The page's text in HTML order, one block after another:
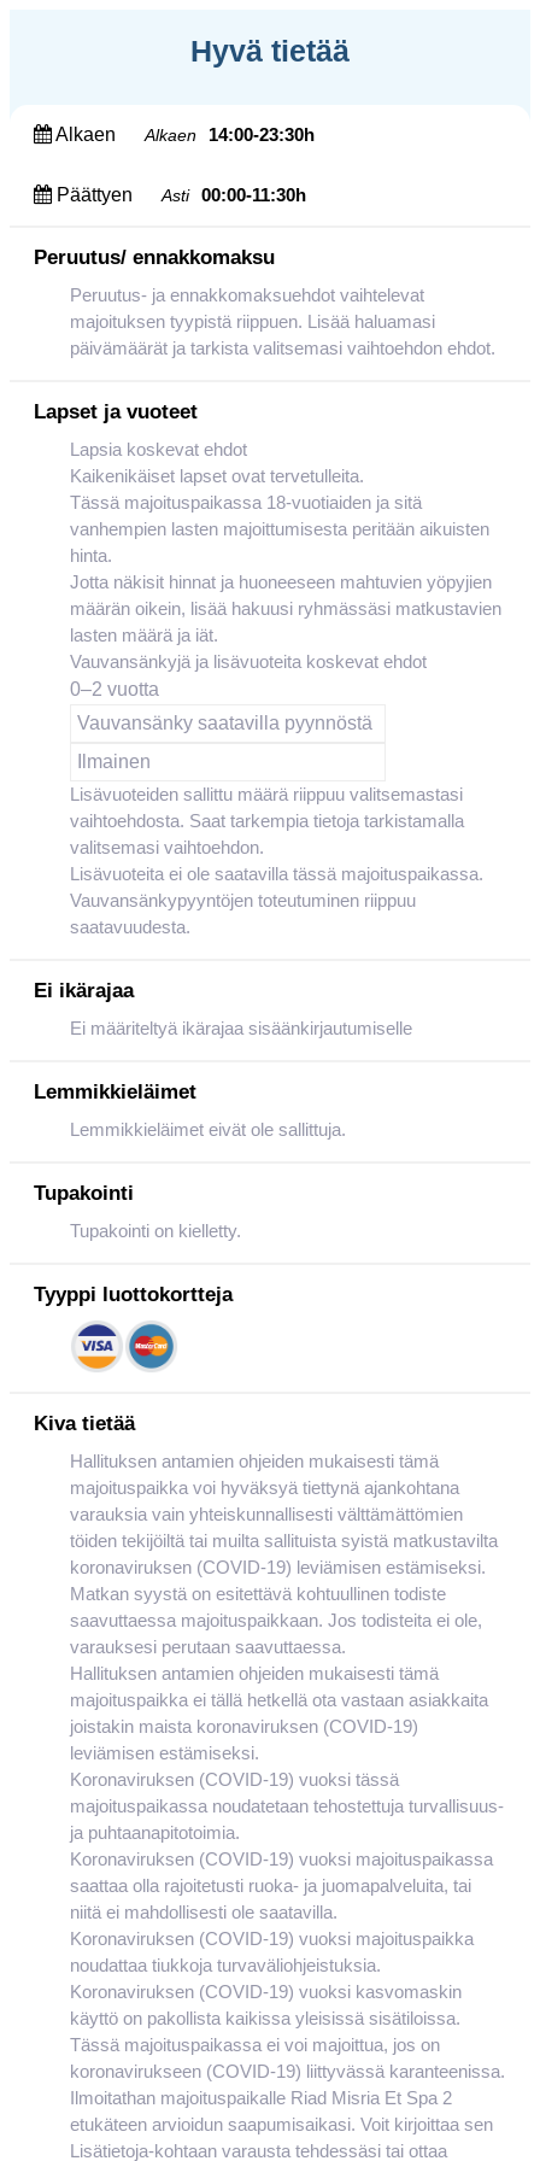
Hyvä tietää
Alkaen Alkaen 14:00-23:30h
Päättyen Asti 00:00-11:30h
Peruutus/ ennakkomaksu
Peruutus- ja ennakkomaksuehdot vaihtelevat
majoituksen tyypistä riippuen. Lisää haluamasi
päivämäärät ja tarkista valitsemasi vaihtoehdon ehdot.
Lapset ja vuoteet
Lapsia koskevat ehdot
Kaikenikäiset lapset ovat tervetulleita.
Tässä majoituspaikassa 18-vuotiaiden ja sitä
vanhempien lasten majoittumisesta peritään aikuisten
hinta.
Jotta näkisit hinnat ja huoneeseen mahtuvien yöpyjien
määrän oikein, lisää hakuusi ryhmässäsi matkustavien
lasten määrä ja iät.
Vauvansänkyjä ja lisävuoteita koskevat ehdot
0–2 vuotta
Vauvansänky saatavilla pyynnöstä
Ilmainen
Lisävuoteiden sallittu määrä riippuu valitsemastasi
vaihtoehdosta. Saat tarkempia tietoja tarkistamalla
valitsemasi vaihtoehdon.
Lisävuoteita ei ole saatavilla tässä majoituspaikassa.
Vauvansänkypyyntöjen toteutuminen riippuu
saatavuudesta.
Ei ikärajaa
Ei määriteltyä ikärajaa sisäänkirjautumiselle
Lemmikkieläimet
Lemmikkieläimet eivät ole sallittuja.
Tupakointi
Tupakointi on kielletty.
Tyyppi luottokortteja
Kiva tietää
Hallituksen antamien ohjeiden mukaisesti tämä
majoituspaikka voi hyväksyä tiettynä ajankohtana
varauksia vain yhteiskunnallisesti välttämättömien
töiden tekijöiltä tai muilta sallituista syistä matkustavilta
koronaviruksen (COVID-19) leviämisen estämiseksi.
Matkan syystä on esitettävä kohtuullinen todiste
saavuttaessa majoituspaikkaan. Jos todisteita ei ole,
varauksesi perutaan saavuttaessa.
Hallituksen antamien ohjeiden mukaisesti tämä
majoituspaikka ei tällä hetkellä ota vastaan asiakkaita
joistakin maista koronaviruksen (COVID-19)
leviämisen estämiseksi.
Koronaviruksen (COVID-19) vuoksi tässä
majoituspaikassa noudatetaan tehostettuja turvallisuus-
ja puhtaanapitotoimia.
Koronaviruksen (COVID-19) vuoksi majoituspaikassa
saattaa olla rajoitetusti ruoka- ja juomapalveluita, tai
niitä ei mahdollisesti ole saatavilla.
Koronaviruksen (COVID-19) vuoksi majoituspaikka
noudattaa tiukkoja turvaväliohjeistuksia.
Koronaviruksen (COVID-19) vuoksi kasvomaskin
käyttö on pakollista kaikissa yleisissä sisätiloissa.
Tässä majoituspaikassa ei voi majoittua, jos on
koronavirukseen (COVID-19) liittyvässä karanteenissa.
Ilmoitathan majoituspaikalle Riad Misria Et Spa 2
etukäteen arvioidun saapumisaikasi. Voit kirjoittaa sen
Lisätietoja-kohtaan varausta tehdessäsi tai ottaa